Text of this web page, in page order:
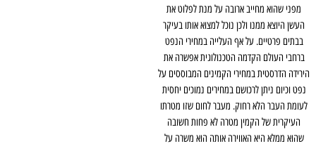
מפני שהוא מחייב ארובה על מנת לפלוט את
העשן היוצא ממנו ולכן נוכל למצוא אותו בעיקר
בבתים פרטיים. על אף העלייה במחירי הנפט
ברחבי העולם הקדמה הטכנולוגית אפשרה את
הירידה הדרסטית במחירי הקמינים המבוססים על
נפט וכיום ניתן לרכושם במחירים נמוכים יחסית
לעומת העבר הלא רחוק. מעבר לחום שזו מטרתו
העיקרית של הקמין מטרה לא פחות חשובה
שהוא ממלא היא האווירה אותה הוא משרה על